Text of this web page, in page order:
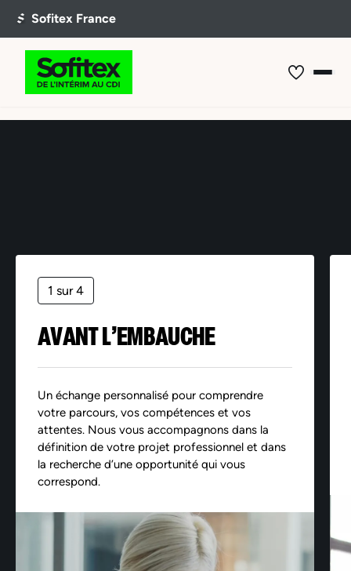
1 sur 4
AVANT L’EMBAUCHE
Un échange personnalisé pour comprendre
votre parcours, vos compétences et vos
attentes. Nous vous accompagnons dans la
définition de votre projet professionnel et dans
la recherche d’une opportunité qui vous
correspond.